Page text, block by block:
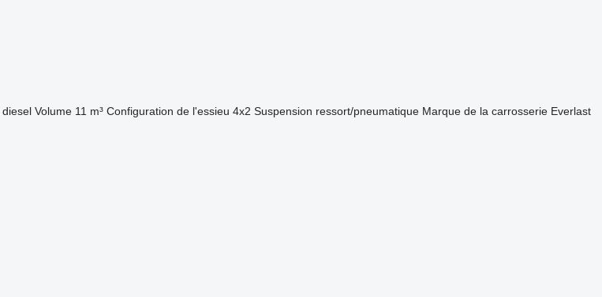
diesel Volume 11 m³ Configuration de l'essieu 4x2 Suspension ressort/pneumatique Marque de la carrosserie Everlast